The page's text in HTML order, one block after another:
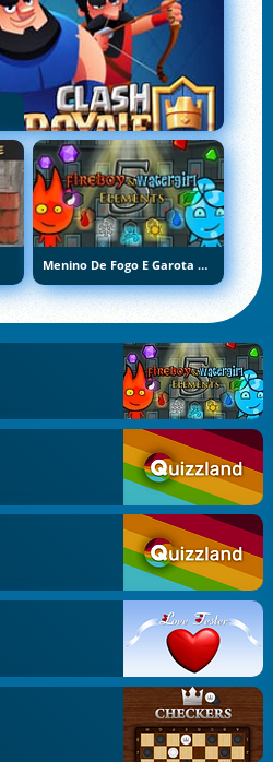
Menino De Fogo E Garota De Água 5: Elementos